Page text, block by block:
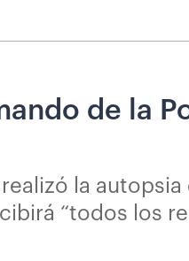
de la
la autopsia
“todos los